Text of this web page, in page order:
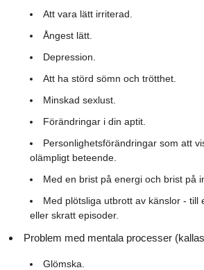
Att vara lätt irriterad.
Ångest lätt.
Depression.
Att ha störd sömn och trötthet.
Minskad sexlust.
Förändringar i din aptit.
Personlighetsförändringar som att
olämpligt beteende.
Med en brist på energi och brist på
Med plötsliga utbrott av känslor - till
eller skratt episoder.
Problem med mentala processer
Glömska.